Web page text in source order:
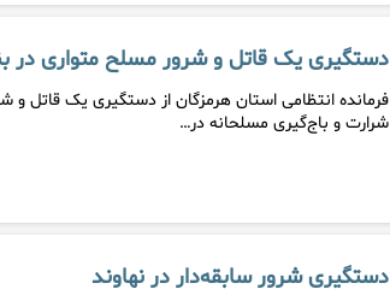
دستگیری یک قاتل و شرور مسلح متواری در
فرمانده انتظامی استان هرمزگان از دستگیری یک قاتل و
شرارت و باج‌گیری مسلحانه در…
دستگیری شرور سابقه‌دار در نهاوند